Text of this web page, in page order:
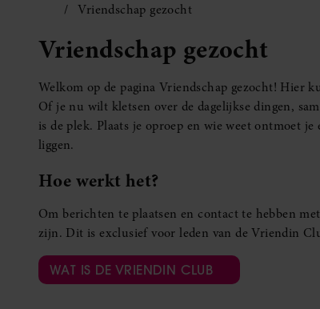
Vriendschap gezocht
Vriendschap gezocht
Welkom op de pagina Vriendschap gezocht! Hier
Of je nu wilt kletsen over de dagelijkse dingen,
is de plek. Plaats je oproep en wie weet ontmoet
liggen.
Hoe werkt het?
Om berichten te plaatsen en contact te hebben
zijn. Dit is exclusief voor leden van de Vriendin
WAT IS DE VRIENDIN CLUB